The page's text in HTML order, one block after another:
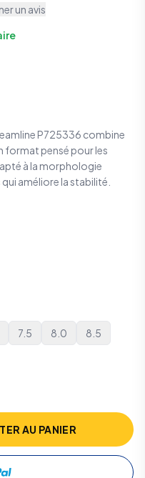
un avis
P725336 combine
pensé pour les
à la morphologie
améliore la stabilité.
7.5 8.0
8.5
AU PANIER